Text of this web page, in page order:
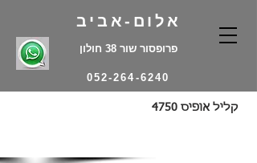
אלום-אביב
פרופסור שור 38 חולון
052-264-6240
קליל אופיס 4750